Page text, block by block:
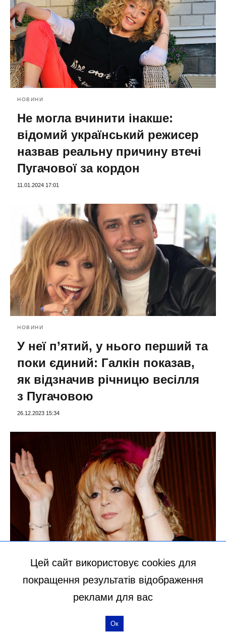
НОВИНИ
Не могла вчинити інакше:
відомий український режисер
назвав реальну причину втечі
Пугачової за кордон
11.01.2024 17:01
НОВИНИ
У неї п’ятий, у нього перший та
поки єдиний: Галкін показав,
як відзначив річницю весілля
з Пугачовою
26.12.2023 15:34
Як їй це вдається: Пугачова на
обличчя крупним планом –
виглядає ровесницею доньки
Цей сайт використовує cookies для
покращення результатів відображення
реклами для вас
Ок